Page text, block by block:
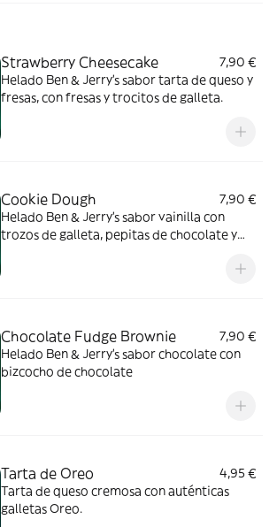
Strawberry Cheesecake
7,90 €
Helado Ben & Jerry's sabor tarta de queso y
fresas, con fresas y trocitos de galleta.
Cookie Dough
7,90 €
Helado Ben & Jerry's sabor vainilla con
trozos de galleta, pepitas de chocolate y
Chocolate Fudge Brownie
7,90 €
Helado Ben & Jerry's sabor chocolate con
bizcocho de chocolate
Tarta de Oreo
4,95 €
Tarta de queso cremosa con auténticas
galletas Oreo.